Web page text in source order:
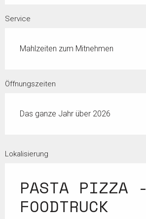
Service
Mahlzeiten zum Mitnehmen
Öffnungszeiten
Das ganze Jahr über 2026
Lokalisierung
PASTA PIZZA -
FOODTRUCK